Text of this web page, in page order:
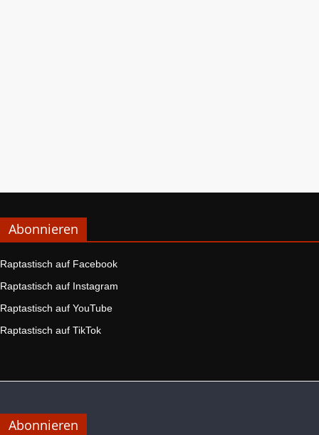
Abonnieren
Raptastisch auf Facebook
Raptastisch auf Instagram
Raptastisch auf YouTube
Raptastisch auf TikTok
Abonnieren